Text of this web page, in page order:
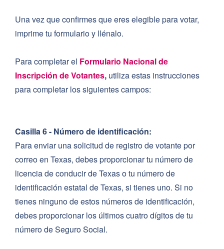
Una vez que confirmes que eres elegible para votar,
imprime tu formulario y llénalo.
Para completar el Formulario Nacional de
Inscripción de Votantes, utiliza estas instrucciones
para completar los siguientes campos:
Casilla 6 - Número de identificación:
Para enviar una solicitud de registro de votante por
correo en Texas, debes proporcionar tu número de
licencia de conducir de Texas o tu número de
identificación estatal de Texas, si tienes uno. Si no
tienes ninguno de estos números de identificación,
debes proporcionar los últimos cuatro dígitos de tu
número de Seguro Social.